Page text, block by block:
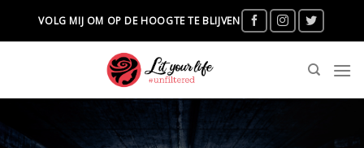
VOLG MIJ OM OP DE HOOGTE TE BLIJVEN